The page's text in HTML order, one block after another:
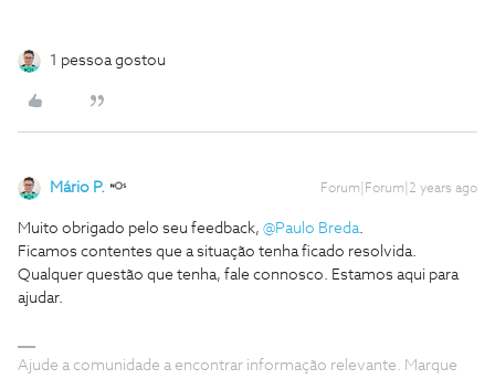
1 pessoa gostou
Mário P. Forum|Forum|2 years ago
Muito obrigado pelo seu feedback, @Paulo Breda
Ficamos contentes que a situação tenha ficado resolvida.
Qualquer questão que tenha, fale connosco. Estamos aqui para
ajudar.
Ajude a comunidade a encontrar informação relevante. Marque